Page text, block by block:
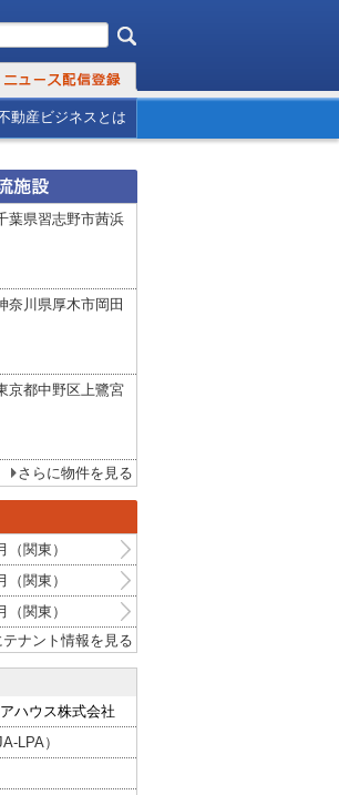
動産ビジネスとは
葉県習志野市茜浜
奈川県厚木市岡田
京都中野区上鷺宮
さらに物件を見る
関東）
関東）
関東）
テナント情報を見る
ハウス株式会社
LPA）